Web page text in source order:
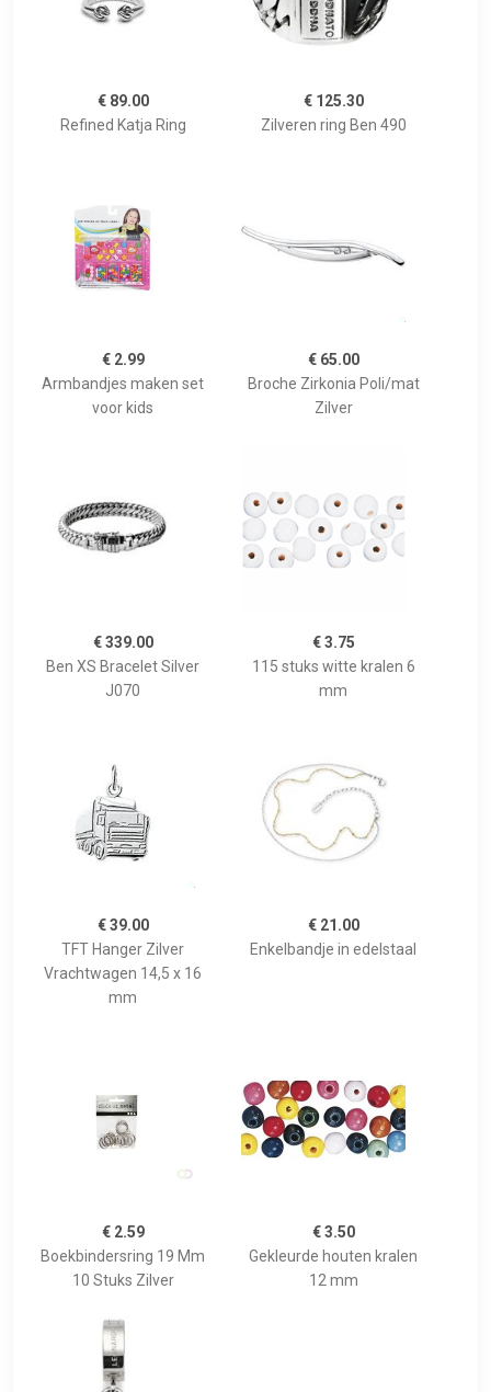
€ 89.00
Refined Katja Ring
€ 125.30
Zilveren ring Ben 490
€ 2.99
Armbandjes maken set
voor kids
€ 65.00
Broche Zirkonia Poli/mat
Zilver
€ 339.00
Ben XS Bracelet Silver
J070
€ 3.75
115 stuks witte kralen 6
mm
€ 39.00
TFT Hanger Zilver
Vrachtwagen 14,5 x 16
mm
€ 21.00
Enkelbandje in edelstaal
€ 2.59
Boekbindersring 19 Mm
10 Stuks Zilver
€ 3.50
Gekleurde houten kralen
12 mm